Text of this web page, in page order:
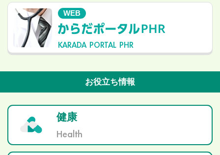
WEB
KARADA PORTAL PHR
お役立ち情報
健康
Health